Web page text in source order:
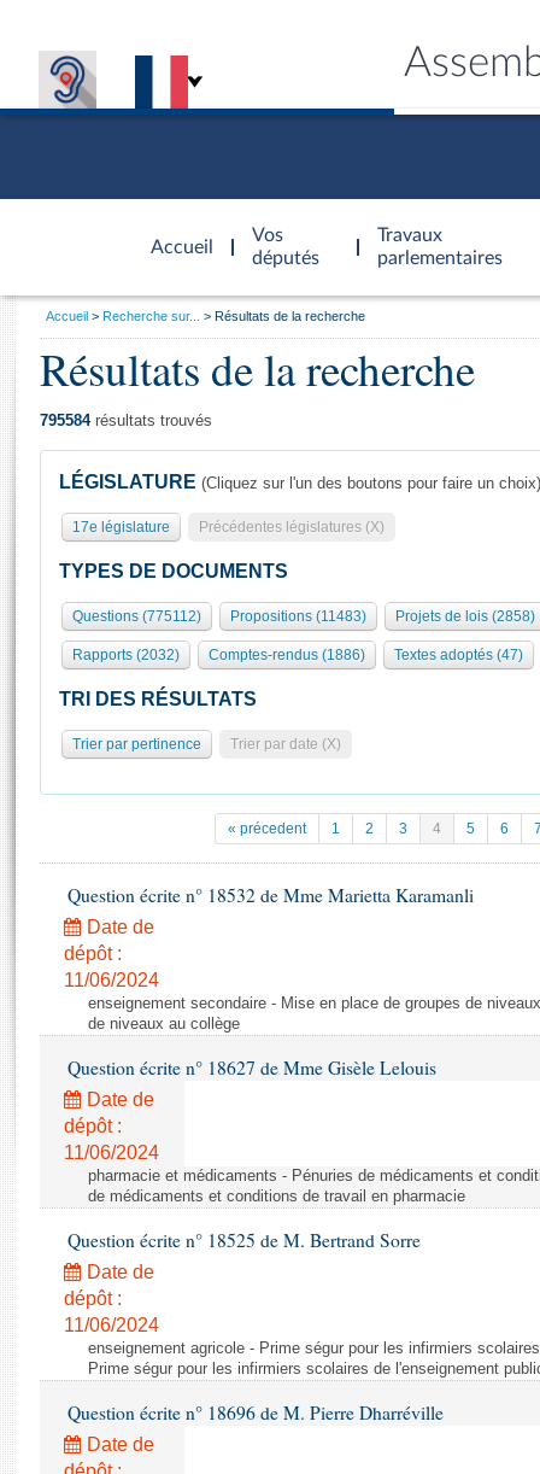
Accueil
d'accueil
Vos
députés
Travaux
parlementaires
Présidence
577 députés
Groupes politiques
Séance publique
Commissions et autres organes
Europe et International
Pétitions
Projets de loi
Propositions de loi
Amendements
Textes adoptés
Rapports législatifs
Rapports sur l'application des lois
Baromètre de l’application des lois
Dossiers législatifs
Budget et sécurité sociale
Questions écrites et orales
Comptes rendus des débats
Général
Rôle et pouvoirs de l'Assemblée
Organisation de l'Assemblée
Présidence Conférence des Présidents Bureau Collège des
Statistiques et chiffres clés
Documents de référence
( Constitution | Règlement de l'Assemblée ... )
Histoire
Juniors
Anciennes législatures
Visiter l'Assemblée
Visite virtuelle du palais Bourbon
Assister à une séance
Contacts et plan d'accès
Photos libres de droit
Vous
Accueil Recherche sur... Résultats de la recherche
Résultats de la recherche
795584résultats trouvés
LÉGISLATURE (Cliquez sur l'un des boutons pour faire un choix)
17e législature Précédentes législatures (X)
TYPES DE DOCUMENTS
Questions (775112) Propositions (11483) Projets de lois (2858)
Rapports (2032) Comptes-rendus (1886) Textes adoptés (47)
TRI DES RÉSULTATS
Trier par pertinence Trier par date (X)
« précedent 1 2 3 4 5 6
Question écrite n° 18532 de Mme Marietta Karamanli
Date de
dépôt :
11/06/2024
enseignement secondaire - Mise en place de groupes de
de niveaux au collège
Question écrite n° 18627 de Mme Gisèle Lelouis
Date de
dépôt :
11/06/2024
pharmacie et médicaments - Pénuries de médicaments et
de médicaments et conditions de travail en pharmacie
Question écrite n° 18525 de M. Bertrand Sorre
Date de
dépôt :
11/06/2024
enseignement agricole - Prime ségur pour les infirmiers
Prime ségur pour les infirmiers scolaires de l'enseignement
Question écrite n° 18696 de M. Pierre Dharréville
Date de